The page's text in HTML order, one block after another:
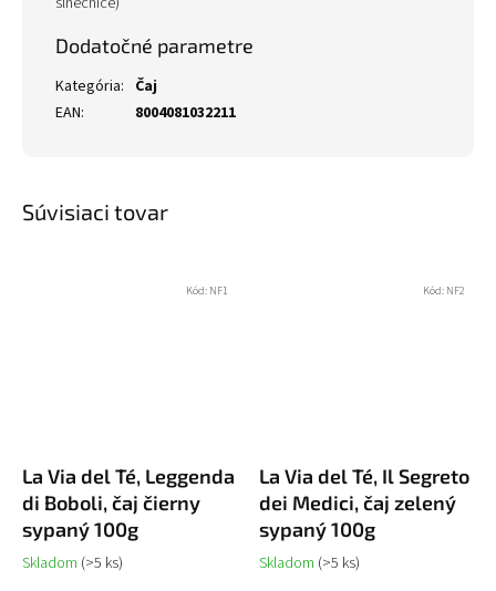
Dodatočné parametre
Kategória: Čaj
EAN: 8004081032211
Súvisiaci tovar
La Via del Té, Leggenda
di Boboli, čaj čierny
sypaný 100g
Skladom (>5 ks)
Kód: NF1
La Via del Té, Il Segreto
dei Medici, čaj zelený
sypaný 100g
Skladom (>5 ks)
Kód: NF2